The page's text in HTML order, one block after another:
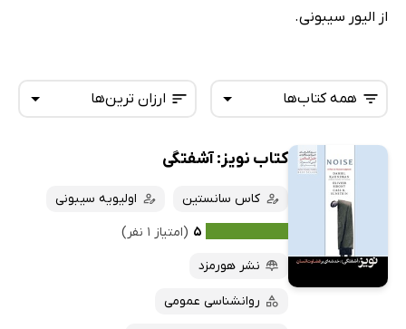
از الیور سیبونی.
ارزان ترین‌ها
تازه‌ها
داغ‌ترین‌ها
پرفروش‌ها
ارزان ترین‌ها
همه کتاب‌ها
همه کتاب‌ها
کتاب‌های صوتی
کتاب‌های متنی
کتاب نویز: آشفتگی
کاس سانستین
اولیویه سیبونی
۵ (امتیاز ۱ نفر)
نشر هورمزد
روانشناسی عمومی